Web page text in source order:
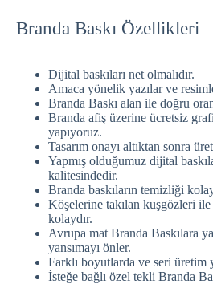
Branda Baskı Özellikleri
Dijital baskıları net olmalıdır.
Amaca yönelik yazılar ve
Branda Baskı alan ile doğru
Branda afiş üzerine ücretsiz
yapıyoruz.
Tasarım onayı altıktan sonra
Yapmış olduğumuz dijital
kalitesindedir.
Branda baskıların temizliği
Köşelerine takılan kuşgözleri ile
kolaydır.
Avrupa mat Branda Baskılara
yansımayı önler.
Farklı boyutlarda ve seri üretim
İsteğe bağlı özel tekli Branda